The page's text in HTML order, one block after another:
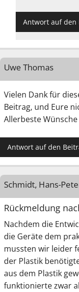
Antwort auf den
Uwe Thomas
Vielen Dank für
Beitrag, und Eure
Allerbeste
Antwort auf den
Schmidt, Hans-
Rückmeldung
Nachdem die
die Geräte dem
mussten wir leider
der Plastik
aus dem Plastik
funktionierte zwar